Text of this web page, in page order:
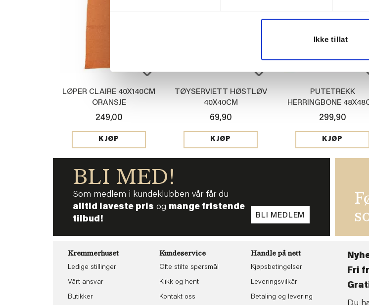
Ikke tillat
LØPER CLAIRE 40X140CM
ORANSJE
249,00
KJØP
TØYSERVIETT HØSTLØV
40X40CM
69,90
KJØP
PUTETREKK
HERRINGBONE
BRUN
299,90
KJØP
BLI MED!
Som medlem i kundeklubben vår får du
alltid laveste pris og mange fristende
tilbud!
BLI MEDLEM
Kremmerhuset
Ledige stillinger
Vårt ansvar
Butikker
Kundeservice
Ofte stilte spørsmål
Klikk og hent
Kontakt oss
Handle på nett
Kjøpsbetingelser
Leveringsvilkår
Betaling og levering
Fri